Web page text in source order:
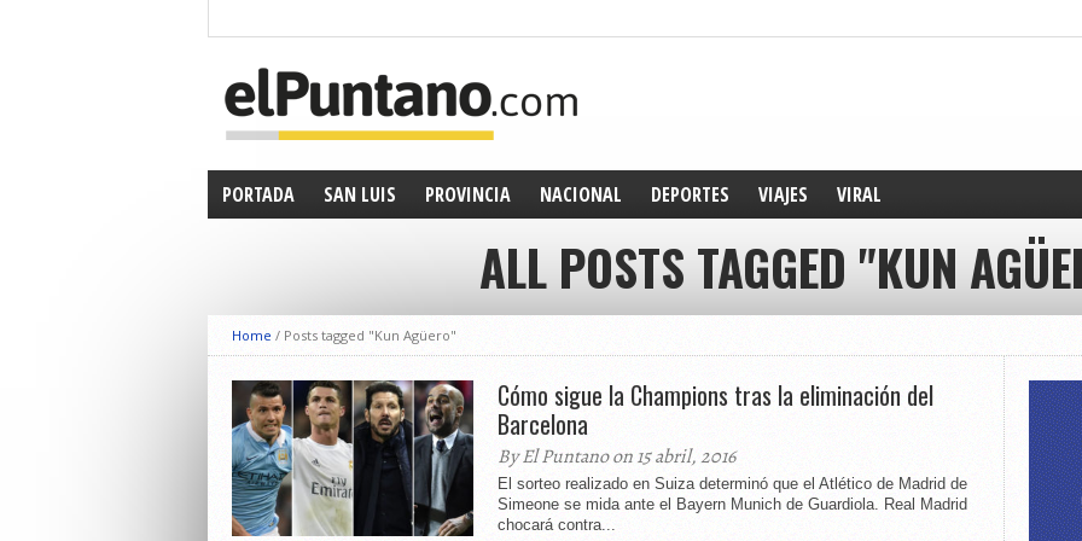
PORTADA SAN LUIS PROVINCIA NACIONAL DEPORTES VIAJES VIRAL
ALL POSTS TAGGED "KUN
Home / Posts tagged "Kun Agüero"
Cómo sigue la Champions tras la eliminación del
Barcelona
By El Puntano on 15 abril, 2016
El sorteo realizado en Suiza determinó que el Atlético de Madrid de
Simeone se mida ante el Bayern Munich de Guardiola. Real Madrid
chocará contra...